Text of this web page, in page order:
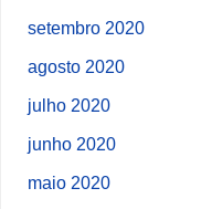
setembro 2020
agosto 2020
julho 2020
junho 2020
maio 2020